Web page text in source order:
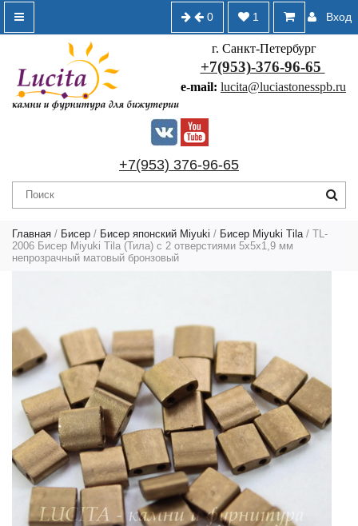
Вход
1
0
г. Санкт-Петербург
+7(953)-376-96-65
e-mail: lucita@luciastonesspb.ru
+7(953) 376-96-65
Главная / Бисер / Бисер японский Miyuki / Бисер Miyuki Tila / TL-
2006 Бисер Miyuki Tila (Тила) с 2 отверстиями 5х5х1,9 мм
непрозрачный матовый бронзовый